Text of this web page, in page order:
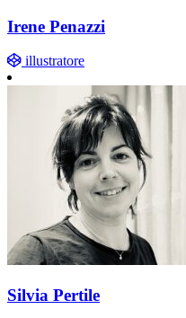
Irene Penazzi
illustratore
Silvia Pertile